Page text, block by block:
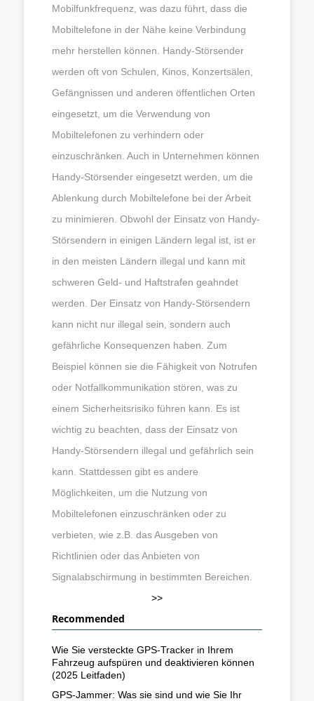
Mobilfunkfrequenz, was dazu führt, dass die
Mobiltelefone in der Nähe keine Verbindung
mehr herstellen können. Handy-Störsender
werden oft von Schulen, Kinos, Konzertsälen,
Gefängnissen und anderen öffentlichen Orten
eingesetzt, um die Verwendung von
Mobiltelefonen zu verhindern oder
einzuschränken. Auch in Unternehmen können
Handy-Störsender eingesetzt werden, um die
Ablenkung durch Mobiltelefone bei der Arbeit
zu minimieren. Obwohl der Einsatz von Handy-
Störsendern in einigen Ländern legal ist, ist er
in den meisten Ländern illegal und kann mit
schweren Geld- und Haftstrafen geahndet
werden. Der Einsatz von Handy-Störsendern
kann nicht nur illegal sein, sondern auch
gefährliche Konsequenzen haben. Zum
Beispiel können sie die Fähigkeit von Notrufen
oder Notfallkommunikation stören, was zu
einem Sicherheitsrisiko führen kann. Es ist
wichtig zu beachten, dass der Einsatz von
Handy-Störsendern illegal und gefährlich sein
kann. Stattdessen gibt es andere
Möglichkeiten, um die Nutzung von
Mobiltelefonen einzuschränken oder zu
verbieten, wie z.B. das Ausgeben von
Richtlinien oder das Anbieten von
Signalabschirmung in bestimmten Bereichen.
>>
Recommended
Wie Sie versteckte GPS-Tracker in Ihrem
Fahrzeug aufspüren und deaktivieren können
(2025 Leitfaden)
GPS-Jammer: Was sie sind und wie Sie Ihr